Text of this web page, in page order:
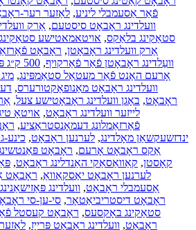
פֿאַר אַסעמבלי ליניע, לאַזער רער-
וועלדינג ראָבאָט סיסטעם, אַרק
סטאַקינג בלאַקס, אויטאמאטישע
אַרק וועלדינג ראָבאָטן, ראָבאָט
וועַלדינג ראָבאָטן פֿאַר פֿאַרקויף, 500 ק״ג פּאַזיציאָנער
אָרעם האַנט פֿאַר מעטאַל סטאַמפּינג,
וועלדינג ראָבאָט מאַנופאַקטורערס,
ראָבאָט, באָגן וועלדינג ראָבאָטישע צעל,
לייזער וועלדינג ראָבאָט, אויטאָ
פֿאַרזאַמלונג דעמאָנסטראַציע,
ינדזשעקשאַן מאָלדינג, לערנען ראָבאָט,
אַקס ראָבאָט אָרעם, ראָבאָט
קאָסטן, קאַוואַסאַקי האַנדלינג ראָבאָט,
לערנען ראָבאָט יאַסקאַוואַ, ראָבאָט
אַסעמבלי ראָבאָט, וועלדינג
ראָבאָט דיסטריביאַטאָר, סי-ען-סי
סטאַקינג באָקסעס, ראָבאָט קעסטל
ראָבאָט, וועלדינג ראָבאָט פּרייַז,